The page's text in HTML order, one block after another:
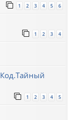
1 2 3 4 5 6
1 2 3 4
1 2 3 4 5